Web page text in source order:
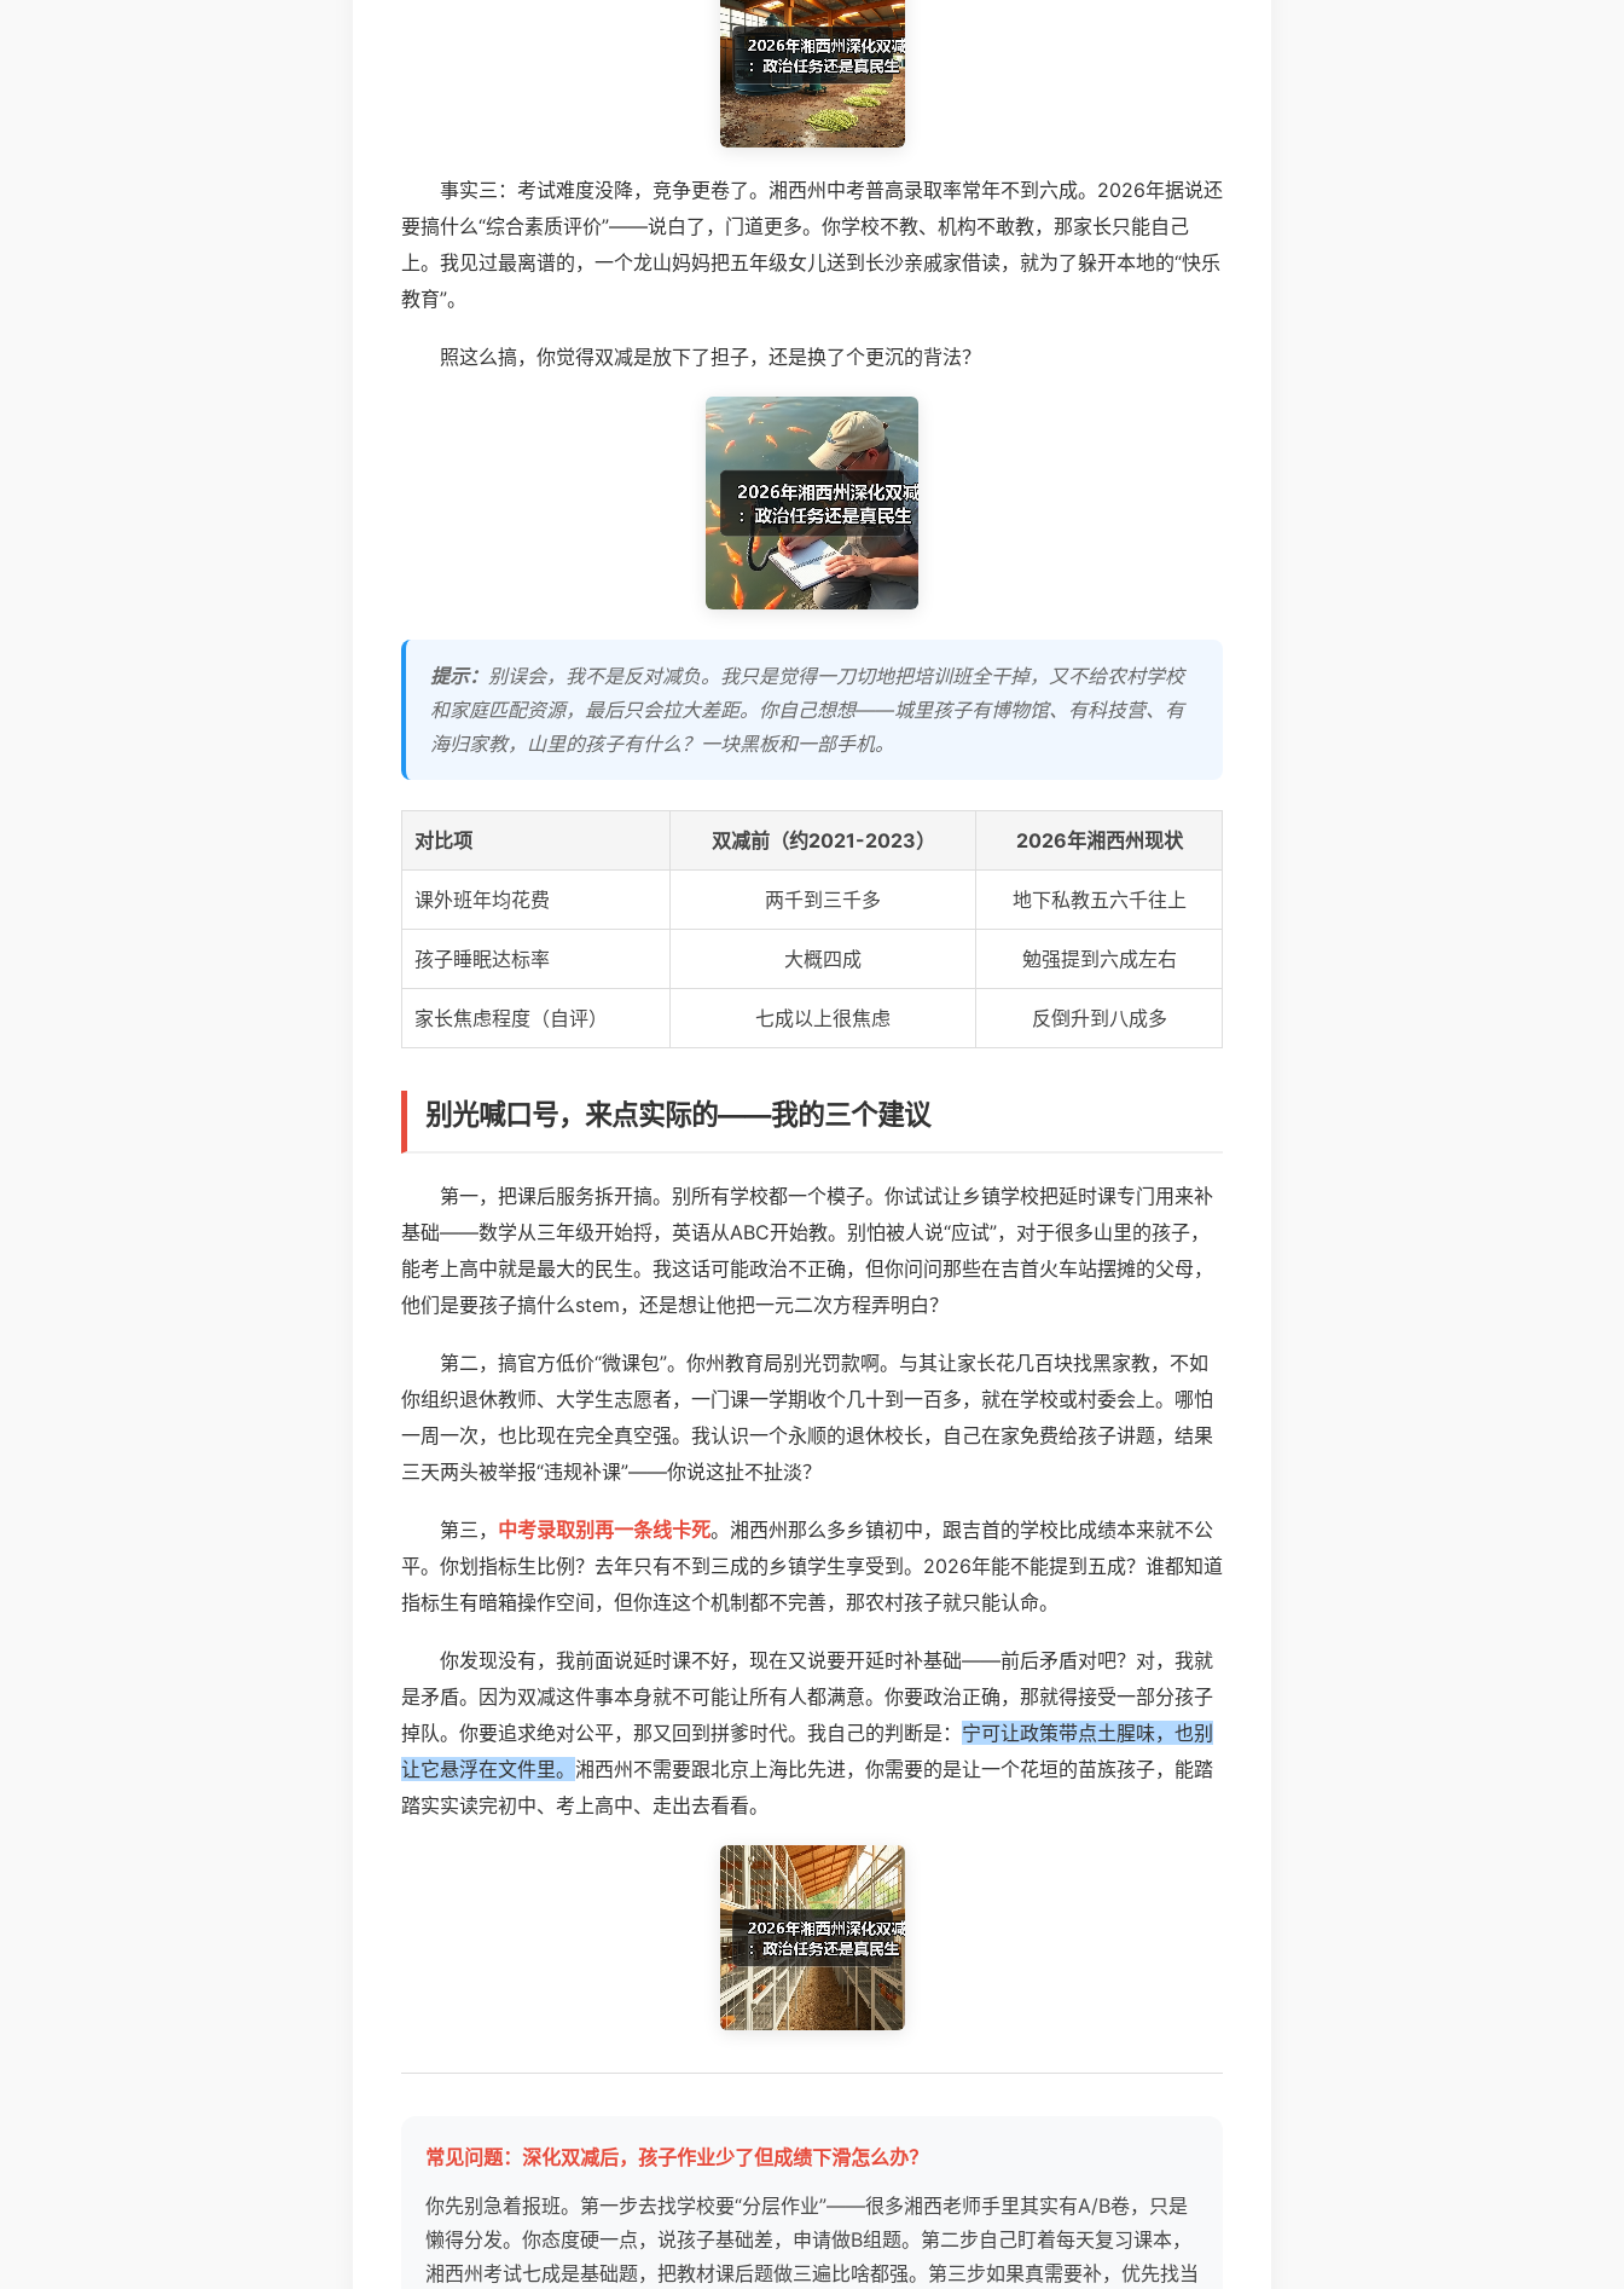
事实三：考试难度没降，竞争更卷了。湘西州中考普高录取率常年不到六成。2026年据说还
要搞什么“综合素质评价”——说白了，门道更多。你学校不教、机构不敢教，那家长只能自己
上。我见过最离谱的，一个龙山妈妈把五年级女儿送到长沙亲戚家借读，就为了躲开本地的“快乐
教育”。
照这么搞，你觉得双减是放下了担子，还是换了个更沉的背法？
提示： 别误会，我不是反对减负。我只是觉得一刀切地把培训班全干掉，又不给农村学校
和家庭匹配资源，最后只会拉大差距。你自己想想——城里孩子有博物馆、有科技营、有
海归家教，山里的孩子有什么？一块黑板和一部手机。
对比项 双减前（约2021-2023） 2026年湘西州现状
课外班年均花费 两千到三千多 地下私教五六千往上
孩子睡眠达标率 大概四成 勉强提到六成左右
家长焦虑程度（自评） 七成以上很焦虑 反倒升到八成多
别光喊口号，来点实际的——我的三个建议
第一，把课后服务拆开搞。别所有学校都一个模子。你试试让乡镇学校把延时课专门用来补
基础——数学从三年级开始捋，英语从ABC开始教。别怕被人说“应试”，对于很多山里的孩子，
能考上高中就是最大的民生。我这话可能政治不正确，但你问问那些在吉首火车站摆摊的父母，
他们是要孩子搞什么stem，还是想让他把一元二次方程弄明白？
第二，搞官方低价“微课包”。你州教育局别光罚款啊。与其让家长花几百块找黑家教，不如
你组织退休教师、大学生志愿者，一门课一学期收个几十到一百多，就在学校或村委会上。哪怕
一周一次，也比现在完全真空强。我认识一个永顺的退休校长，自己在家免费给孩子讲题，结果
三天两头被举报“违规补课”——你说这扯不扯淡？
第三， 中考录取别再一条线卡死。湘西州那么多乡镇初中，跟吉首的学校比成绩本来就不公
平。你划指标生比例？去年只有不到三成的乡镇学生享受到。2026年能不能提到五成？谁都知道
指标生有暗箱操作空间，但你连这个机制都不完善，那农村孩子就只能认命。
你发现没有，我前面说延时课不好，现在又说要开延时补基础——前后矛盾对吧？对，我就
是矛盾。因为双减这件事本身就不可能让所有人都满意。你要政治正确，那就得接受一部分孩子
掉队。你要追求绝对公平，那又回到拼爹时代。我自己的判断是： 宁可让政策带点土腥味，也别
让它悬浮在文件里。 湘西州不需要跟北京上海比先进，你需要的是让一个花垣的苗族孩子，能踏
踏实实读完初中、考上高中、走出去看看。
常见问题：深化双减后，孩子作业少了但成绩下滑怎么办？
你先别急着报班。第一步去找学校要“分层作业”——很多湘西老师手里其实有A/B卷，只是
懒得分发。你态度硬一点，说孩子基础差，申请做B组题。第二步自己盯着每天复习课本，
湘西州考试七成是基础题，把教材课后题做三遍比啥都强。第三步如果真需要补，优先找当